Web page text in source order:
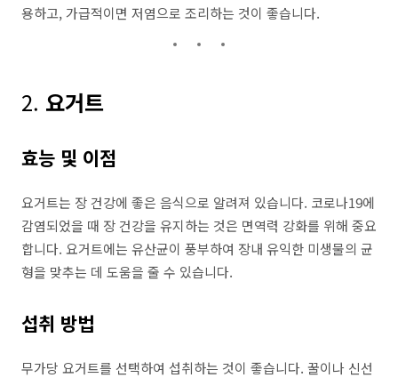
용하고, 가급적이면 저염으로 조리하는 것이 좋습니다.
2. 요거트
효능 및 이점
요거트는 장 건강에 좋은 음식으로 알려져 있습니다. 코로나19에
감염되었을 때 장 건강을 유지하는 것은 면역력 강화를 위해 중요
합니다. 요거트에는 유산균이 풍부하여 장내 유익한 미생물의 균
형을 맞추는 데 도움을 줄 수 있습니다.
섭취 방법
무가당 요거트를 선택하여 섭취하는 것이 좋습니다. 꿀이나 신선